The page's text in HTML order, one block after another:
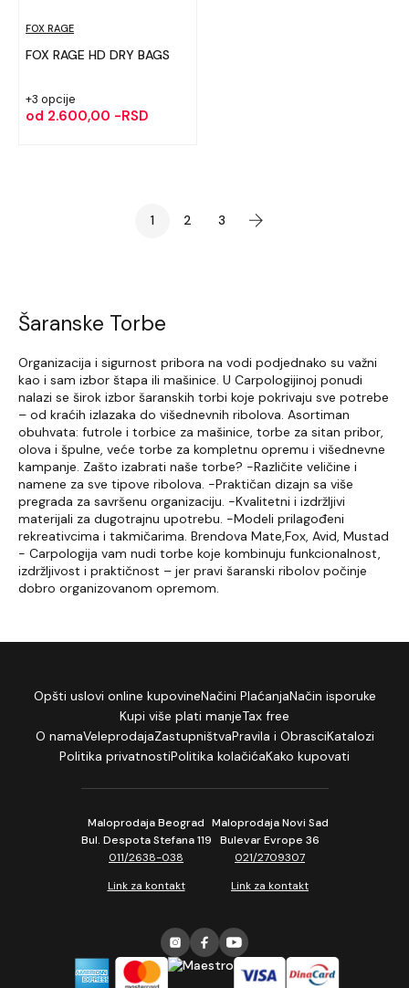
FOX RAGE
FOX RAGE HD DRY BAGS
+3 opcije
od 2.600,00 -RSD
1 2 3
Šaranske Torbe
Organizacija i sigurnost pribora na vodi podjednako su važni
kao i sam izbor štapa ili mašinice. U Carpologijinoj ponudi
nalazi se širok izbor šaranskih torbi koje pokrivaju sve potrebe
– od kraćih izlazaka do višednevnih ribolova. Asortiman
obuhvata: futrole i torbice za mašinice, torbe za sitan pribor,
olova i špulne, veće torbe za kompletnu opremu i višednevne
kampanje. Zašto izabrati naše torbe? -Različite veličine i
namene za sve tipove ribolova. -Praktičan dizajn sa više
pregrada za savršenu organizaciju. -Kvalitetni i izdržljivi
materijali za dugotrajnu upotrebu. -Modeli prilagođeni
rekreativcima i takmičarima. Brendova Mate,Fox, Avid, Mustad
- Carpologija vam nudi torbe koje kombinuju funkcionalnost,
izdržljivost i praktičnost – jer pravi šaranski ribolov počinje
dobro organizovanom opremom.
Opšti uslovi online kupovineNačini PlaćanjaNačin isporuke
Kupi više plati manjeTax free
O namaVeleprodajaZastupništvaPravila i ObrasciKatalozi
Politika privatnostiPolitika kolačićaKako kupovati
Maloprodaja Beograd
Bul. Despota Stefana 119
011/2638-038
Link za kontakt
Maloprodaja Novi Sad
Bulevar Evrope 36
021/2709307
Link za kontakt